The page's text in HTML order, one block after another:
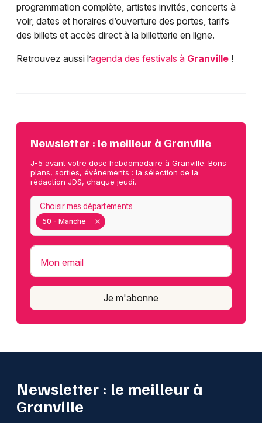
programmation complète, artistes invités, concerts à
voir, dates et horaires d’ouverture des portes, tarifs
des billets et accès direct à la billetterie en ligne.
Retrouvez aussi l’agenda des festivals à Granville !
Newsletter : le meilleur à Granville
J-5 avant votre dose hebdomadaire à Granville. Bons
plans, sorties, événements : la sélection de la
rédaction JDS, chaque jeudi.
50 - Manche
Choisir mes départements
Mon email
Je m'abonne
Newsletter : le meilleur à
Granville